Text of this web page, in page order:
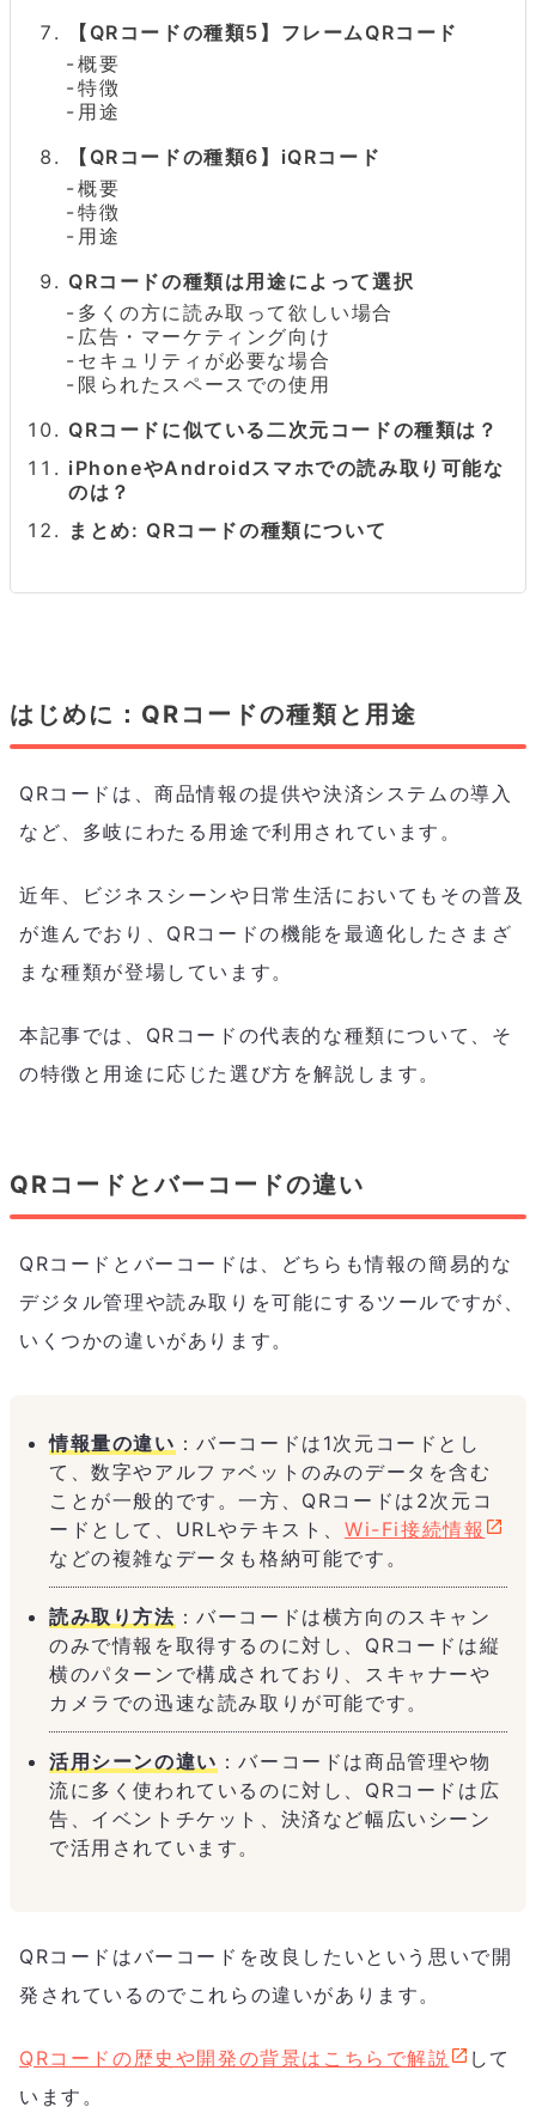
【QRコードの種類5】フレームQRコード
概要
特徴
用途
【QRコードの種類6】iQRコード
概要
特徴
用途
QRコードの種類は用途によって選択
多くの方に読み取って欲しい場合
広告・マーケティング向け
セキュリティが必要な場合
限られたスペースでの使用
QRコードに似ている二次元コードの種類は？
iPhoneやAndroidスマホでの読み取り可能な
のは？
まとめ: QRコードの種類について
はじめに：QRコードの種類と用途
QRコードは、商品情報の提供や決済システムの導入
など、多岐にわたる用途で利用されています。
近年、ビジネスシーンや日常生活においてもその普及
が進んでおり、QRコードの機能を最適化したさまざ
まな種類が登場しています。
本記事では、QRコードの代表的な種類について、そ
の特徴と用途に応じた選び方を解説します。
QRコードとバーコードの違い
QRコードとバーコードは、どちらも情報の簡易的な
デジタル管理や読み取りを可能にするツールですが、
いくつかの違いがあります。
情報量の違い ：バーコードは1次元コードとし
て、数字やアルファベットのみのデータを含む
ことが一般的です。一方、QRコードは2次元コ
ードとして、URLやテキスト、 Wi-Fi接続情報
などの複雑なデータも格納可能です。
読み取り方法 ：バーコードは横方向のスキャン
のみで情報を取得するのに対し、QRコードは縦
横のパターンで構成されており、スキャナーや
カメラでの迅速な読み取りが可能です。
活用シーンの違い ：バーコードは商品管理や物
流に多く使われているのに対し、QRコードは広
告、イベントチケット、決済など幅広いシーン
で活用されています。
QRコードはバーコードを改良したいという思いで開
発されているのでこれらの違いがあります。
QRコードの歴史や開発の背景はこちらで解説
して
います。